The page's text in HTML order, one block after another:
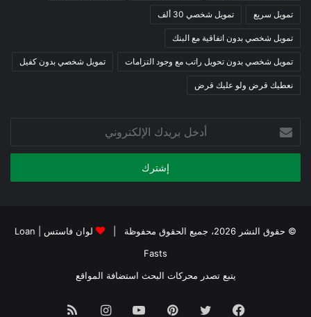
تمويل سريع تمويل شخصي 30 ألف
تمويل شخصي بدون اتفاقية مع البنك
تمويل شخصي بدون تحويل راتب مع وجود التزامات تمويل شخصي بدون كفيل
نعطيك قرض ولو عليك قرض
بريدك
الإلكتروني
© حقوق النشر 2026، جميع الحقوق محفوظة | لوان فاستس
Loan
Fasts
يتبعتصدر محركات البحث استضافة المواقع
فيسبوك تويتر بينتيريست
يوتيوبانستقرامملخص